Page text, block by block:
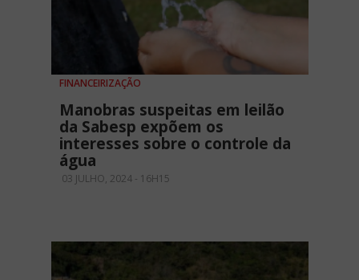
FINANCEIRIZAÇÃO
Manobras suspeitas em leilão
da Sabesp expõem os
interesses sobre o controle da
água
03 JULHO, 2024 - 16H15